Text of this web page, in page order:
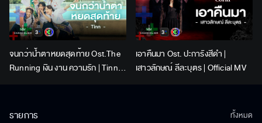
จนกว่าน้ำตาหยดสุดท้าย Ost.The
Running เงิน งาน ความรัก | Tinn |
เอาคืนมา Ost. ปะการังสีดำ |
เสาวลักษณ์ ลีละบุตร | Official MV
รายการ ทั้งหมด